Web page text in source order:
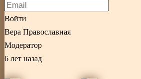
Войти
Вера Православная
Модератор
6 лет назад